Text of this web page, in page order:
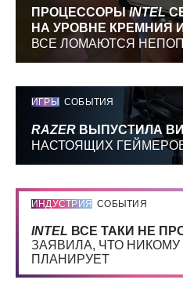
ПРОЦЕССОРЫINTEL
НА УРОВНЕ КРЕМНИЯ
ВСЕ ЛОМАЮТСЯ
ИГРЫ СОБЫТИЯ
RAZER ВЫПУСТИЛА
НАСТОЯЩИХ
ИНДУСТРИЯ СОБЫТИЯ
INTEL ВСЕ ТАКИ НЕ
ЗАЯВИЛА, ЧТО
ПЛАНИРУЕТ